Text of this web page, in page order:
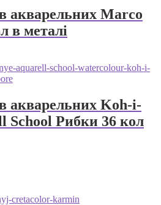
акварельних Marco
в металі
акварельних Koh-i-
School Рибки 36 кол